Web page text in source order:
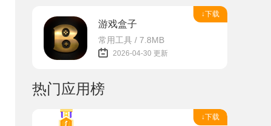
↓下载
游戏盒子
常用工具 / 7.8MB
2026-04-30 更新
热门应用榜
↓下载